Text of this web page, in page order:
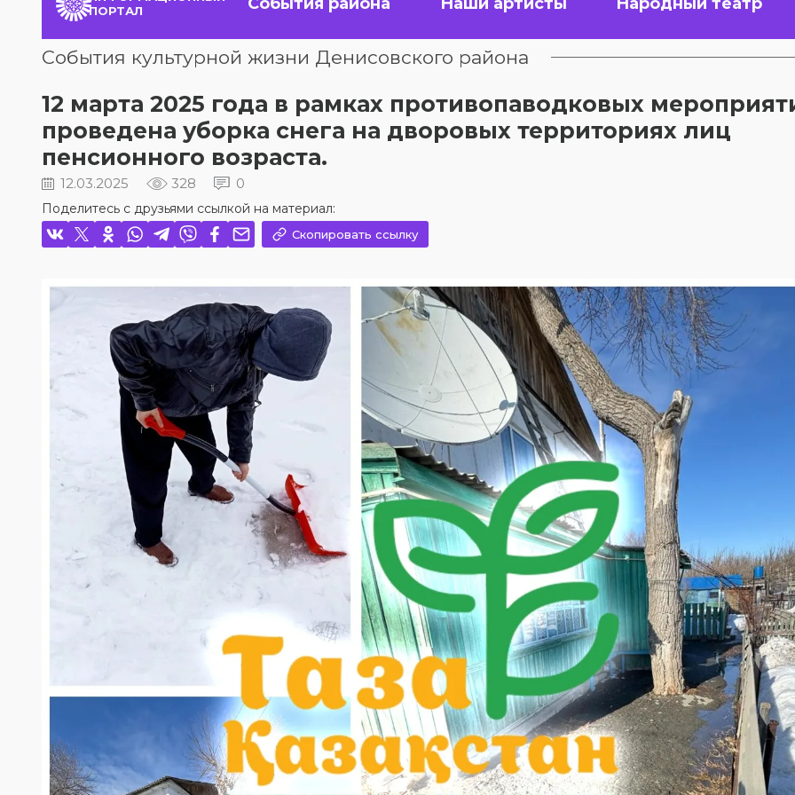
ПОРТАЛ
События культурной жизни Денисовского района
12 марта 2025 года в рамках противопаводковых
проведена уборка снега на дворовых территориях лиц
пенсионного возраста.
12.03.2025 328 0
Поделитесь с друзьями ссылкой на материал:
Скопировать ссылку